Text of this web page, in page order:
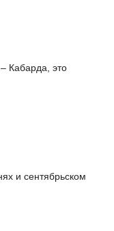
Кабарда, это
и сентябрьском